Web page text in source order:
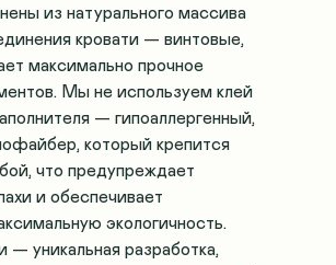
из натурального массива
кровати — винтовые,
максимально прочное
Мы не используем клей
— гипоаллергенный,
который крепится
что предупреждает
и обеспечивает
экологичность.
— уникальная разработка,